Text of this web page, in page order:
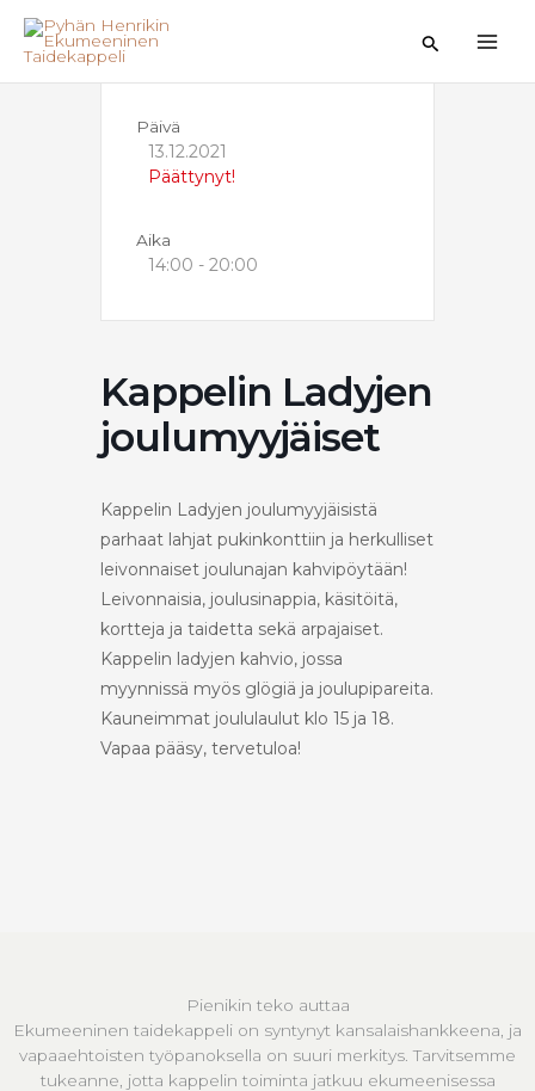
sisältöön
Hae
Päivä
13.12.2021
Päättynyt!
Aika
14:00 - 20:00
Kappelin Ladyjen
joulumyyjäiset
Kappelin Ladyjen joulumyyjäisistä
parhaat lahjat pukinkonttiin ja herkulliset
leivonnaiset joulunajan kahvipöytään!
Leivonnaisia, joulusinappia, käsitöitä,
kortteja ja taidetta sekä arpajaiset.
Kappelin ladyjen kahvio, jossa
myynnissä myös glögiä ja joulupipareita.
Kauneimmat joululaulut klo 15 ja 18.
Vapaa pääsy, tervetuloa!
Pienikin teko auttaa
Ekumeeninen taidekappeli on syntynyt kansalaishankkeena, ja
vapaaehtoisten työpanoksella on suuri merkitys. Tarvitsemme
tukeanne, jotta kappelin toiminta jatkuu ekumeenisessa